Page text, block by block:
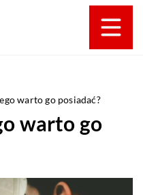
warto go posiadać?
warto go